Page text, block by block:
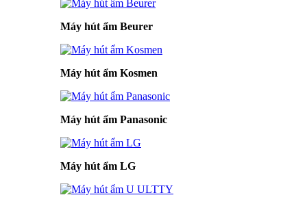
Máy hút ẩm Beurer
Máy hút ẩm Kosmen
Máy hút ẩm Panasonic
Máy hút ẩm LG